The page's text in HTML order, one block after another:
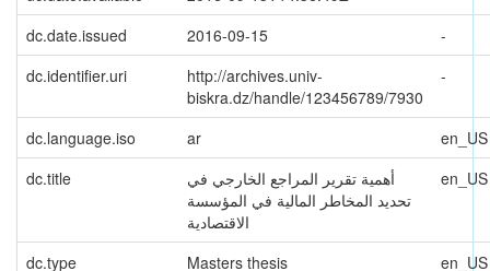
dc.date.issued
2016-09-15
-
dc.identifier.uri
http://archives.univ-
biskra.dz/handle/123456789/7930
-
dc.language.iso ar
en_US
dc.title
أهمية تقرير المراجع الخارجي في
تحديد المخاطر المالية في المؤسسة
الاقتصادية
en_US
dc.type Masters thesis
en_US